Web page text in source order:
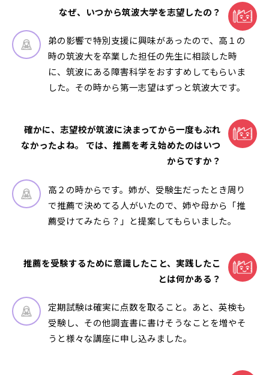
なぜ、いつから筑波大学を志望したの？
弟の影響で特別支援に興味があったので、高１の
時の筑波大を卒業した担任の先生に相談した時
に、筑波にある障害科学をおすすめしてもらいま
した。その時から第一志望はずっと筑波大です。
確かに、志望校が筑波に決まってから一度もぶれ
なかったよね。 では、推薦を考え始めたのはいつ
からですか？
高２の時からです。姉が、受験生だったとき周り
で推薦で決めてる人がいたので、姉や母から「推
薦受けてみたら？」と提案してもらいました。
推薦を受験するために意識したこと、実践したこ
とは何かある？
定期試験は確実に点数を取ること。あと、英検も
受験し、その他調査書に書けそうなことを増やそ
うと様々な講座に申し込みました。